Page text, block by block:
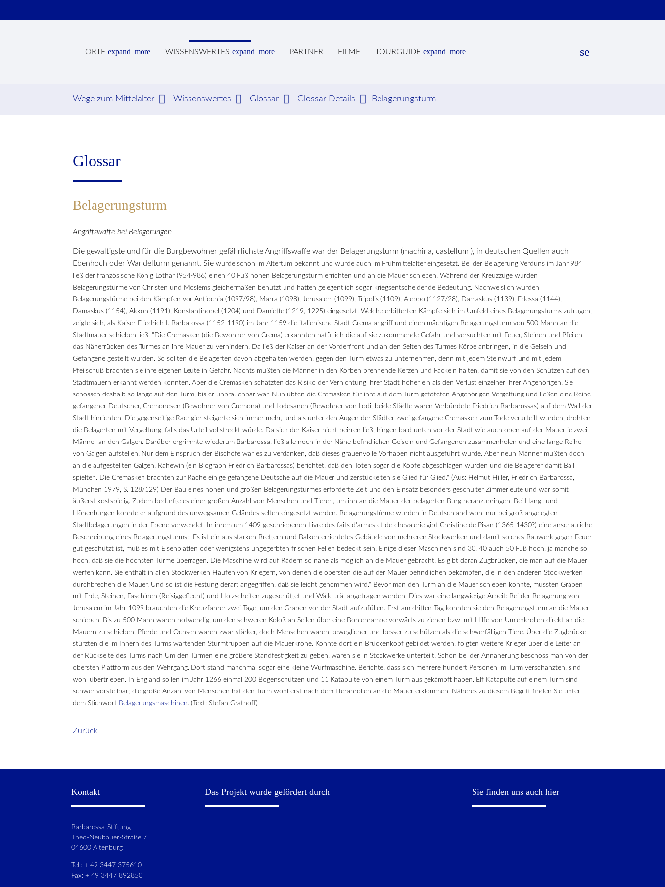
ORTE expand_more WISSENSWERTES expand_more PARTNER FILME TOURGUIDE expand_more search
Wege zum Mittelalter Wissenswertes Glossar Glossar Details Belagerungsturm
Glossar
Belagerungsturm
Angriffswaffe bei Belagerungen
Die gewaltigste und für die Burgbewohner gefährlichste Angriffswaffe war der Belagerungsturm (machina, castellum ), in deutschen Quellen auch
Ebenhoch oder Wandelturm genannt. Sie wurde schon im Altertum bekannt und wurde auch im Frühmittelalter eingesetzt. Bei der Belagerung Verduns im Jahr 984
ließ der französische König Lothar (954-986) einen 40 Fuß hohen Belagerungsturm errichten und an die Mauer schieben. Während der Kreuzzüge wurden
Belagerungstürme von Christen und Moslems gleichermaßen benutzt und hatten gelegentlich sogar kriegsentscheidende Bedeutung. Nachweislich wurden
Belagerungstürme bei den Kämpfen vor Antiochia (1097/98), Marra (1098), Jerusalem (1099), Tripolis (1109), Aleppo (1127/28), Damaskus (1139), Edessa (1144),
Damaskus (1154), Akkon (1191), Konstantinopel (1204) und Damiette (1219, 1225) eingesetzt. Welche erbitterten Kämpfe sich im Umfeld eines Belagerungsturms zutrugen,
zeigte sich, als Kaiser Friedrich I. Barbarossa (1152-1190) im Jahr 1159 die italienische Stadt Crema angriff und einen mächtigen Belagerungsturm von 500 Mann an die
Stadtmauer schieben ließ. "Die Cremasken (die Bewohner von Crema) erkannten natürlich die auf sie zukommende Gefahr und versuchten mit Feuer, Steinen und Pfeilen
das Näherrücken des Turmes an ihre Mauer zu verhindern. Da ließ der Kaiser an der Vorderfront und an den Seiten des Turmes Körbe anbringen, in die Geiseln und
Gefangene gestellt wurden. So sollten die Belagerten davon abgehalten werden, gegen den Turm etwas zu unternehmen, denn mit jedem Steinwurf und mit jedem
Pfeilschuß brachten sie ihre eigenen Leute in Gefahr. Nachts mußten die Männer in den Körben brennende Kerzen und Fackeln halten, damit sie von den Schützen auf den
Stadtmauern erkannt werden konnten. Aber die Cremasken schätzten das Risiko der Vernichtung ihrer Stadt höher ein als den Verlust einzelner ihrer Angehörigen. Sie
schossen deshalb so lange auf den Turm, bis er unbrauchbar war. Nun übten die Cremasken für ihre auf dem Turm getöteten Angehörigen Vergeltung und ließen eine Reihe
gefangener Deutscher, Cremonesen (Bewohner von Cremona) und Lodesanen (Bewohner von Lodi, beide Städte waren Verbündete Friedrich Barbarossas) auf dem Wall der
Stadt hinrichten. Die gegenseitige Rachgier steigerte sich immer mehr, und als unter den Augen der Städter zwei gefangene Cremasken zum Tode verurteilt wurden, drohten
die Belagerten mit Vergeltung, falls das Urteil vollstreckt würde. Da sich der Kaiser nicht beirren ließ, hingen bald unten vor der Stadt wie auch oben auf der Mauer je zwei
Männer an den Galgen. Darüber ergrimmte wiederum Barbarossa, ließ alle noch in der Nähe befindlichen Geiseln und Gefangenen zusammenholen und eine lange Reihe
von Galgen aufstellen. Nur dem Einspruch der Bischöfe war es zu verdanken, daß dieses grauenvolle Vorhaben nicht ausgeführt wurde. Aber neun Männer mußten doch
an die aufgestellten Galgen. Rahewin (ein Biograph Friedrich Barbarossas) berichtet, daß den Toten sogar die Köpfe abgeschlagen wurden und die Belagerer damit Ball
spielten. Die Cremasken brachten zur Rache einige gefangene Deutsche auf die Mauer und zerstückelten sie Glied für Glied." (Aus: Helmut Hiller, Friedrich Barbarossa,
München 1979, S. 128/129) Der Bau eines hohen und großen Belagerungsturmes erforderte Zeit und den Einsatz besonders geschulter Zimmerleute und war somit
äußerst kostspielig. Zudem bedurfte es einer großen Anzahl von Menschen und Tieren, um ihn an die Mauer der belagerten Burg heranzubringen. Bei Hang- und
Höhenburgen konnte er aufgrund des unwegsamen Geländes selten eingesetzt werden. Belagerungstürme wurden in Deutschland wohl nur bei groß angelegten
Stadtbelagerungen in der Ebene verwendet. In ihrem um 1409 geschriebenen Livre des faits d'armes et de chevalerie gibt Christine de Pisan (1365-1430?) eine anschauliche
Beschreibung eines Belagerungsturms: "Es ist ein aus starken Brettern und Balken errichtetes Gebäude von mehreren Stockwerken und damit solches Bauwerk gegen Feuer
gut geschützt ist, muß es mit Eisenplatten oder wenigstens ungegerbten frischen Fellen bedeckt sein. Einige dieser Maschinen sind 30, 40 auch 50 Fuß hoch, ja manche so
hoch, daß sie die höchsten Türme überragen. Die Maschine wird auf Rädern so nahe als möglich an die Mauer gebracht. Es gibt daran Zugbrücken, die man auf die Mauer
werfen kann. Sie enthält in allen Stockwerken Haufen von Kriegern, von denen die obersten die auf der Mauer befindlichen bekämpfen, die in den anderen Stockwerken
durchbrechen die Mauer. Und so ist die Festung derart angegriffen, daß sie leicht genommen wird." Bevor man den Turm an die Mauer schieben konnte, mussten Gräben
mit Erde, Steinen, Faschinen (Reisiggeflecht) und Holzscheiten zugeschüttet und Wälle u.ä. abgetragen werden. Dies war eine langwierige Arbeit: Bei der Belagerung von
Jerusalem im Jahr 1099 brauchten die Kreuzfahrer zwei Tage, um den Graben vor der Stadt aufzufüllen. Erst am dritten Tag konnten sie den Belagerungsturm an die Mauer
schieben. Bis zu 500 Mann waren notwendig, um den schweren Koloß an Seilen über eine Bohlenrampe vorwärts zu ziehen bzw. mit Hilfe von Umlenkrollen direkt an die
Mauern zu schieben. Pferde und Ochsen waren zwar stärker, doch Menschen waren beweglicher und besser zu schützen als die schwerfälligen Tiere. Über die Zugbrücke
stürzten die im Innern des Turms wartenden Sturmtruppen auf die Mauerkrone. Konnte dort ein Brückenkopf gebildet werden, folgten weitere Krieger über die Leiter an
der Rückseite des Turms nach Um den Türmen eine größere Standfestigkeit zu geben, waren sie in Stockwerke unterteilt. Schon bei der Annäherung beschoss man von der
obersten Plattform aus den Wehrgang. Dort stand manchmal sogar eine kleine Wurfmaschine. Berichte, dass sich mehrere hundert Personen im Turm verschanzten, sind
wohl übertrieben. In England sollen im Jahr 1266 einmal 200 Bogenschützen und 11 Katapulte von einem Turm aus gekämpft haben. Elf Katapulte auf einem Turm sind
schwer vorstellbar; die große Anzahl von Menschen hat den Turm wohl erst nach dem Heranrollen an die Mauer erklommen. Näheres zu diesem Begriff finden Sie unter
dem Stichwort Belagerungsmaschinen. (Text: Stefan Grathoff)
Zurück
Kontakt
Barbarossa-Stiftung
Theo-Neubauer-Straße 7
04600 Altenburg
Tel.: + 49 3447 375610
Fax: + 49 3447 892850
Das Projekt wurde gefördert durch Sie finden uns auch hier